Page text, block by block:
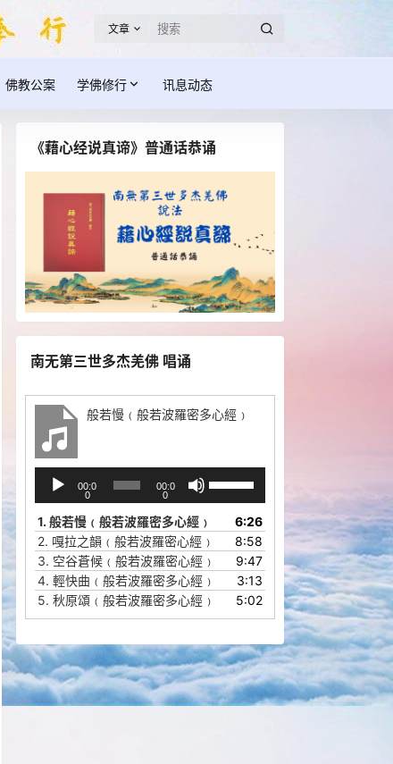
文章
佛教公案 学佛修行 讯息动态
《藉心经说真谛》普通话恭诵
南无第三世多杰羌佛 唱诵
般若慢﹙般若波羅密多心經﹚
播
放
器
00:0
0
00:0
0
/
下
箭
头
键
增
高
或
降
1. 般若慢﹙般若波羅密多心經﹚
6:26
2. 嘎拉之韻﹙般若波羅密心經﹚
8:58
3. 空谷蒼候﹙般若波羅密心經﹚
9:47
4. 輕快曲﹙般若波羅密多心經﹚
3:13
5. 秋原頌﹙般若波羅密多心經﹚ 5:02